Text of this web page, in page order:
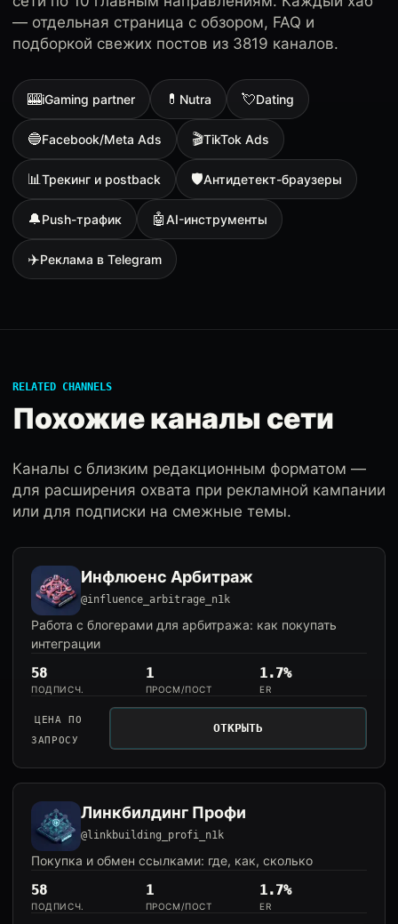
— отдельная страница с обзором, FAQ и
подборкой свежих постов из 3819 каналов.
🎰iGaming partner 💊 Nutra 💘Dating
🔵Facebook/Meta Ads 🎬TikTok Ads
📊Трекинг и postback 🛡Антидетект-браузеры
🔔Push-трафик 🤖AI-инструменты
✈️Реклама в Telegram
RELATED CHANNELS
Похожие каналы сети
Каналы с близким редакционным форматом —
для расширения охвата при рекламной кампании
или для подписки на смежные темы.
Инфлюенс Арбитраж
@influence_arbitrage_n1k
Работа с блогерами для арбитража: как покупать
интеграции
58
ПОДПИСЧ.
1
ПРОСМ/ПОСТ
1.7%
ER
ЦЕНА ПО
ЗАПРОСУ
ОТКРЫТЬ
Линкбилдинг Профи
@linkbuilding_profi_n1k
Покупка и обмен ссылками: где, как, сколько
58
ПОДПИСЧ.
1
ПРОСМ/ПОСТ
1.7%
ER